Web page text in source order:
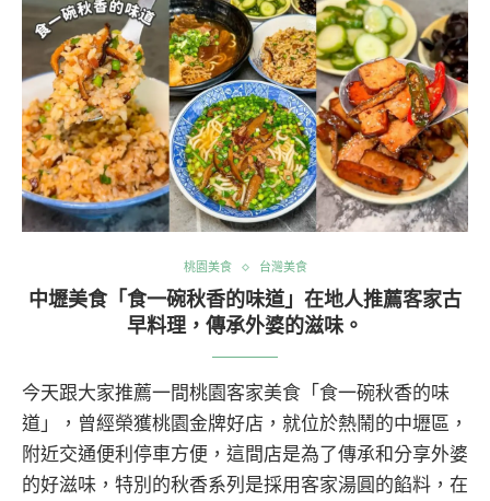
桃園美食 台灣美食
中壢美食「食一碗秋香的味道」在地人推薦客家古
早料理，傳承外婆的滋味。
今天跟大家推薦一間桃園客家美食「食一碗秋香的味
道」，曾經榮獲桃園金牌好店，就位於熱鬧的中壢區，
附近交通便利停車方便，這間店是為了傳承和分享外婆
的好滋味，特別的秋香系列是採用客家湯圓的餡料，在